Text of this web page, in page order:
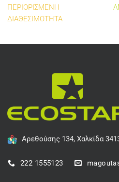
ΠΕΡΙΟΡΙΣΜΕΝΗ
ΔΙΑΘΕΣΙΜΟΤΗΤΑ
Αρεθούσης 134, Χαλκίδα
222 1555123